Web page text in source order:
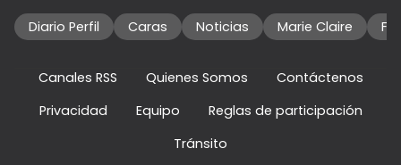
Diario Perfil Caras Noticias Marie Claire
Canales RSS Quienes Somos
Contáctenos
Privacidad
Equipo
Reglas de participación
Tránsito